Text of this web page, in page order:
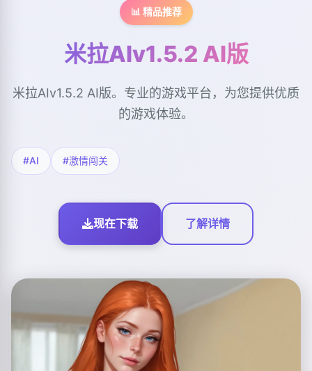
📊 精品推荐
米拉AIv1.5.2 AI版
米拉AIv1.5.2 AI版。专业的游戏平台，为您提供优质
的游戏体验。
#AI #激情闯关
现在下载 了解详情